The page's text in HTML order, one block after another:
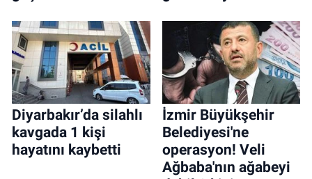
Diyarbakır’da silahlı
kavgada 1 kişi
hayatını kaybetti
İzmir Büyükşehir
Belediyesi'ne
operasyon! Veli
Ağbaba'nın ağabeyi